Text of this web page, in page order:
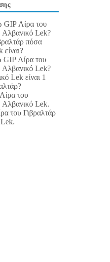
GIP Λίρα του
Lek?
πόσα
Λίρα του
Lek?
Lek είναι 1
του
Lek.
του Γιβραλτάρ